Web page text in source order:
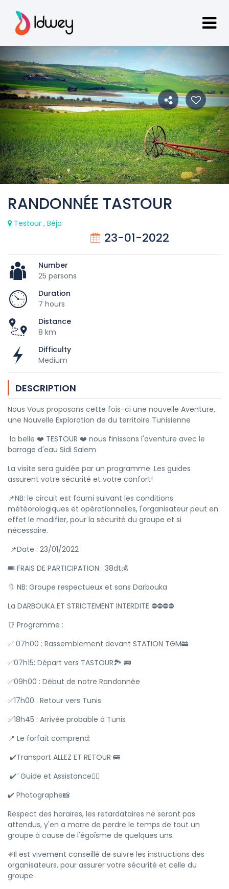
RANDONNÉE TASTOUR
Testour , Béja
23-01-2022
Number
25 persons
Duration
7 hours
Distance
8 km
Difficulty
Medium
DESCRIPTION
Nous Vous proposons cette fois-ci une nouvelle Aventure,
une Nouvelle Exploration de du territoire Tunisienne
la belle ❤️ TESTOUR ❤️ nous finissons l'aventure avec le
barrage d'eau Sidi Salem
La visite sera guidée par un programme .Les guides
assurent votre sécurité et votre confort!
📌NB: le circuit est fourni suivant les conditions
météorologiques et opérationnelles, l'organisateur peut en
effet le modifier, pour la sécurité du groupe et si
nécessaire.
📌Date : 23/01/2022
🎟 FRAIS DE PARTICIPATION : 38dt💰
🔖 NB: Groupe respectueux et sans Darbouka
La DARBOUKA ET STRICTEMENT INTERDITE ⛔⛔⛔⛔
📑 Programme :
✅ 07h00 : Rassemblement devant STATION TGM🚋
✅07h15: Départ vers TASTOUR🏞️ 🚌
✅09h00 : Début de notre Randonnée
✅17h00 : Retour vers Tunis
✅18h45 : Arrivée probable à Tunis
📍 Le forfait comprend:
✔️Transport ALLEZ ET RETOUR 🚌
✔️َ Guide et Assistance👮‍♂️
✔️ Photographe📸
Respect des horaires, les retardataires ne seront pas
attendus, y'en a marre de perdre le temps de tout un
groupe à cause de l'égoïsme de quelques uns.
✳️Il est vivement conseillé de suivre les instructions des
organisateurs, pour assurer votre sécurité et celle du
groupe.